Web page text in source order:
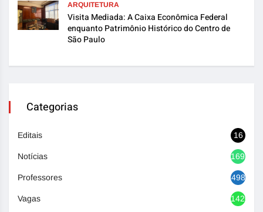
ARQUITETURA
Visita Mediada: A Caixa Econômica Federal
enquanto Patrimônio Histórico do Centro de
São Paulo
Categorias
Editais 16
Notícias 1692
Professores 498
Vagas 1420